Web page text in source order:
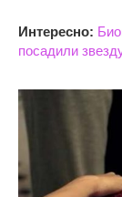
Интересно:
посадили